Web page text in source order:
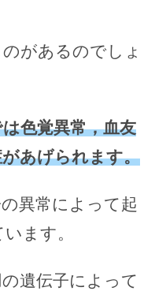
があるのでしょ
色覚異常，血友
あげられます。
異常によって起
ます。
遺伝子によって